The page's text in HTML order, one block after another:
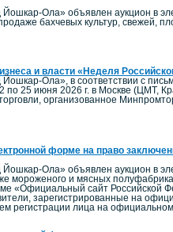
Йошкар-Ола» объявлен аукцион в
бахчевых культур, свежей,
и власти «Неделя
Йошкар-Ола», в соответствии с
25 июня 2026 г. в Москве (ЦМТ,
организованное
форме на право
Йошкар-Ола» объявлен аукцион в
мороженого и мясных
«Официальный сайт Российской
зарегистрированные на
регистрации лица на официальном